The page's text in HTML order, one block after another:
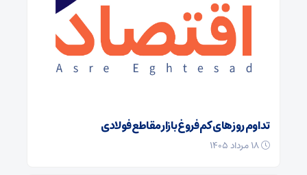
تداوم روزهای کم‌فروغ بازار مقاطع فولادی